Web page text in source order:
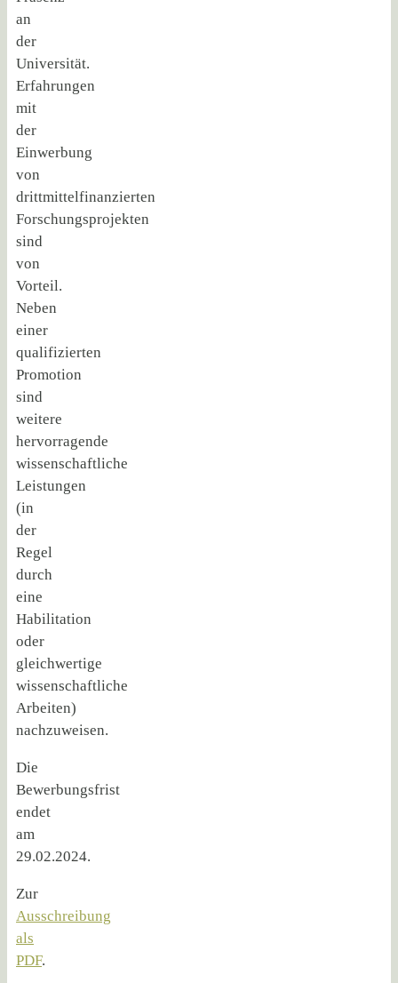
an
der
Universität.
Erfahrungen
mit
der
Einwerbung
von
drittmittelfinanzierten
Forschungsprojekten
sind
von
Vorteil.
Neben
einer
qualifizierten
Promotion
sind
weitere
hervorragende
wissenschaftliche
Leistungen
(in
der
Regel
durch
eine
Habilitation
oder
gleichwertige
wissenschaftliche
Arbeiten)
nachzuweisen.
Die
Bewerbungsfrist
endet
am
29.02.2024.
Zur
Ausschreibung
als
PDF.